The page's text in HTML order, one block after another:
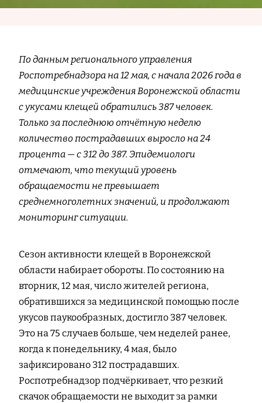
По данным регионального управления
Роспотребнадзора на 12 мая, с начала 2026 года в
медицинские учреждения Воронежской области
с укусами клещей обратились 387 человек.
Только за последнюю отчётную неделю
количество пострадавших выросло на 24
процента — с 312 до 387. Эпидемиологи
отмечают, что текущий уровень
обращаемости не превышает
среднемноголетних значений, и продолжают
мониторинг ситуации.
Сезон активности клещей в Воронежской
области набирает обороты. По состоянию на
вторник, 12 мая, число жителей региона,
обратившихся за медицинской помощью после
укусов паукообразных, достигло 387 человек.
Это на 75 случаев больше, чем неделей ранее,
когда к понедельнику, 4 мая, было
зафиксировано 312 пострадавших.
Роспотребнадзор подчёркивает, что резкий
скачок обращаемости не выходит за рамки